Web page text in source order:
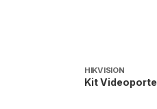
HIKVISION
Kit